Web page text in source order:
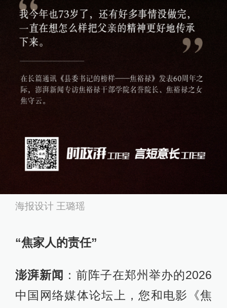
海报设计 王璐瑶
“焦家人的责任”
澎湃新闻 ：前阵子在郑州举办的2026
中国网络媒体论坛上，您和电影《焦